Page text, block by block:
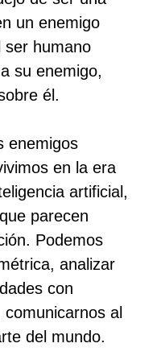
un enemigo
ser humano
su enemigo,
él.
enemigos
en la era
artificial,
parecen
Podemos
analizar
con
al
del mundo.